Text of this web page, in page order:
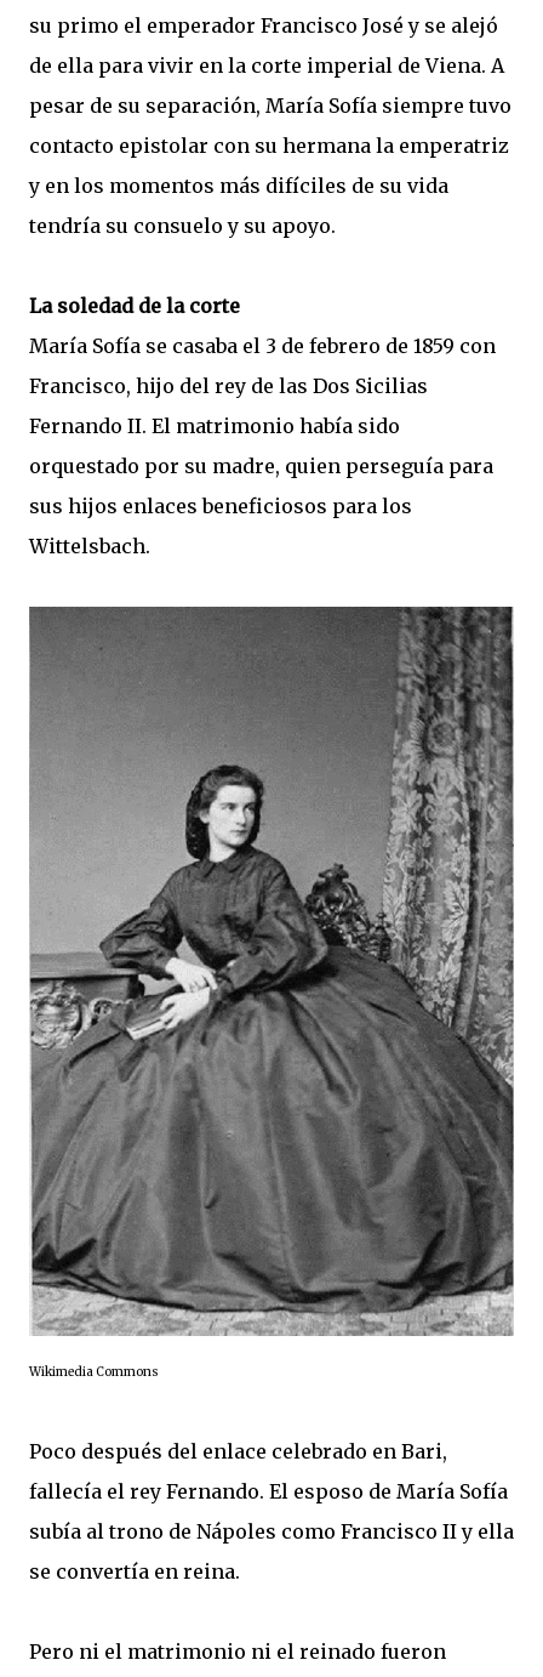
su primo el emperador Francisco José y se alejó
de ella para vivir en la corte imperial de Viena. A
pesar de su separación, María Sofía siempre tuvo
contacto epistolar con su hermana la emperatriz
y en los momentos más difíciles de su vida
tendría su consuelo y su apoyo.
La soledad de la corte
María Sofía se casaba el 3 de febrero de 1859 con
Francisco, hijo del rey de las Dos Sicilias
Fernando II. El matrimonio había sido
orquestado por su madre, quien perseguía para
sus hijos enlaces beneficiosos para los
Wittelsbach.
Wikimedia Commons
Poco después del enlace celebrado en Bari,
fallecía el rey Fernando. El esposo de María Sofía
subía al trono de Nápoles como Francisco II y ella
se convertía en reina.
Pero ni el matrimonio ni el reinado fueron